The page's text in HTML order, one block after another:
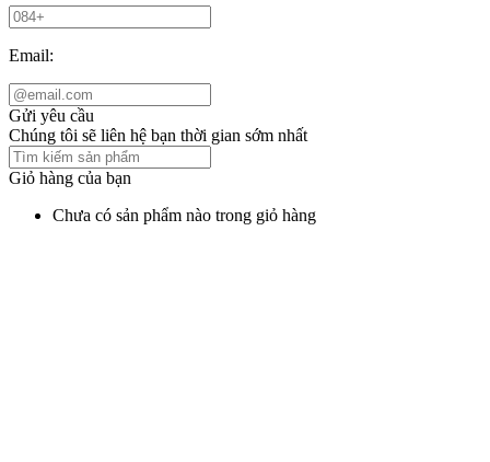
Email:
Gửi yêu cầu
Chúng tôi sẽ liên hệ bạn thời gian sớm nhất
Giỏ hàng của bạn
Chưa có sản phẩm nào trong giỏ hàng